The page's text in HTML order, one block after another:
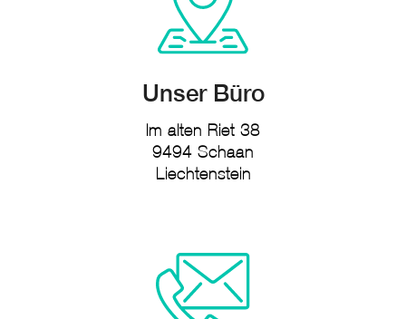
Unser Büro
Im alten Riet 38
9494 Schaan
Liechtenstein